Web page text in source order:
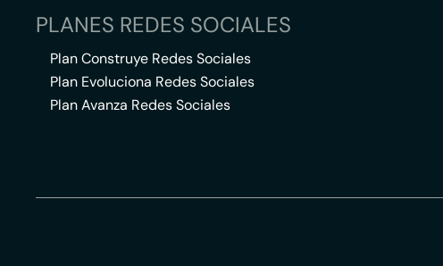
PLANES REDES SOCIALES
Plan Construye Redes Sociales
Plan Evoluciona Redes Sociales
Plan Avanza Redes Sociales